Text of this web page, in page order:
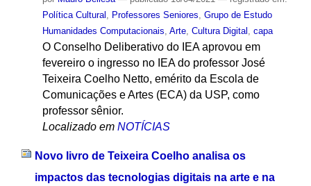
Política Cultural
Professores Seniores Grupo de Estudo
Humanidades Computacionais Arte, Cultura Digital capa
O Conselho Deliberativo do IEA aprovou em
fevereiro o ingresso no IEA do professor José
Teixeira Coelho Netto, emérito da Escola de
Comunicações e Artes (ECA) da USP, como
professor sênior.
Localizado em NOTÍCIAS
Novo livro de Teixeira Coelho analisa os
impactos das tecnologias digitais na arte e na